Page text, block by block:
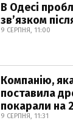
В Одесі
звʼязком
9 СЕРПНЯ, 11:00
Компанію,
поставила
покарали на
9 СЕРПНЯ, 11:31